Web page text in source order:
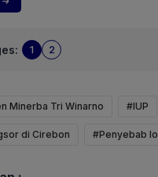
1 2
Minerba Tri Winarno #IUP
di Cirebon #Penyebab